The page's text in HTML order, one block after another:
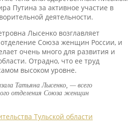
Путина за активное участие в
деятельности.
Лысенко возглавляет
отделение Союза женщин России, и
очень много для развития и
Отрадно, что ее труд
высоком уровне.
Татьяна Лысенко, — всего
отделения Союза женщин
Тульской области